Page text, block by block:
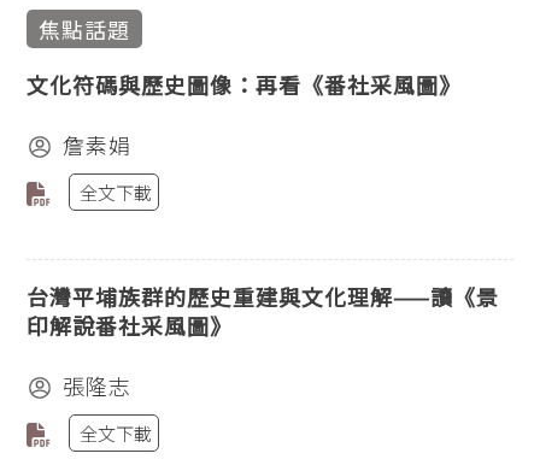
焦點話題
文化符碼與歷史圖像：再看《番社采風圖》
詹素娟
全文下載
台灣平埔族群的歷史重建與文化理解——讀《景
印解說番社采風圖》
張隆志
全文下載